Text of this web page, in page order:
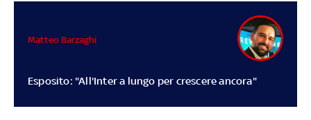
Esposito: "All'Inter a lungo per crescere ancora"
Matteo Barzaghi